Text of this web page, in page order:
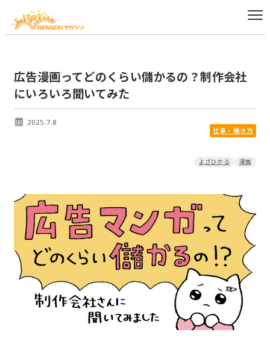
広告漫画ってどのくらい儲かるの？制作会社
にいろいろ聞いてみた
2025.7.8
仕事・働き方
よざひかる 漫画